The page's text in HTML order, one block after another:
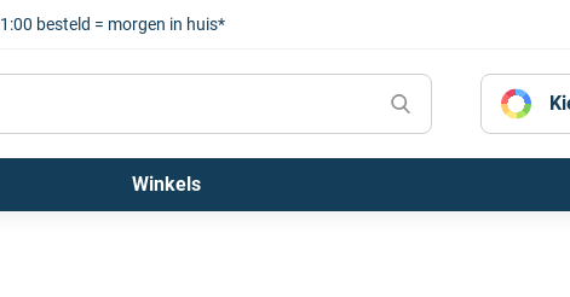
besteld = morgen in huis*
Winkels